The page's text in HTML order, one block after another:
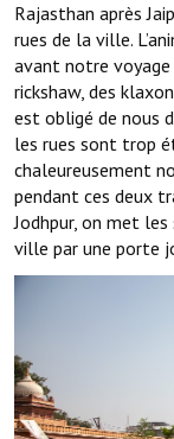
Rajasthan après
rues de la ville.
avant notre voyage
rickshaw, des
est obligé de nous
les rues sont trop
chaleureusement
pendant ces deux
Jodhpur, on met
ville par une porte